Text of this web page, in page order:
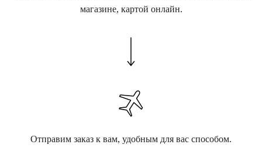
магазине, картой онлайн.
Отправим заказ к вам, удобным для вас способом.